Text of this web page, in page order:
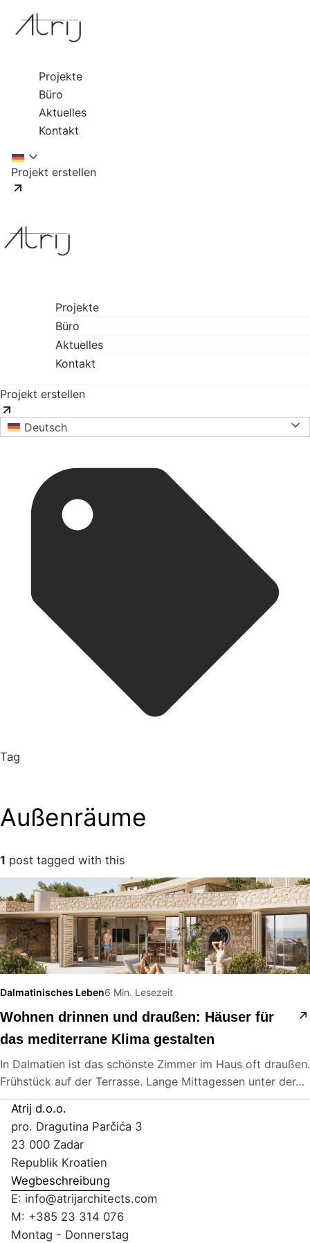
Projekte
Büro
Aktuelles
Kontakt
Projekt erstellen
Projekte
Büro
Aktuelles
Kontakt
Projekt erstellen
Deutsch
Tag
Außenräume
1 post tagged with this
Dalmatinisches Leben6 Min. Lesezeit
Wohnen drinnen und draußen: Häuser für
das mediterrane Klima gestalten
In Dalmatien ist das schönste Zimmer im Haus oft draußen.
Frühstück auf der Terrasse. Lange Mittagessen unter der…
Atrij d.o.o.
pro. Dragutina Parčića 3
23 000 Zadar
Republik Kroatien
Wegbeschreibung
E: info@atrijarchitects.com
M: +385 23 314 076
Montag - Donnerstag